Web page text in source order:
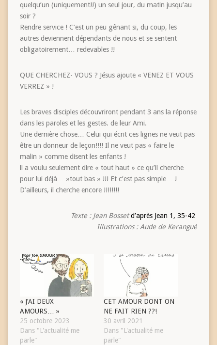
quelqu’un (uniquement!!) un seul jour, du matin jusqu’au
soir ?
Rendre service ! C’est un peu gênant si, du coup, les
autres deviennent dépendants de nous et se sentent
obligatoirement… redevables !!
QUE CHERCHEZ- VOUS ? Jésus ajoute « VENEZ ET VOUS
VERREZ » !
Les braves disciples découvriront pendant 3 ans la réponse
dans les paroles et les gestes. de leur Ami.
Une dernière chose… Celui qui écrit ces lignes ne veut pas
être un donneur de leçon!!!! Il ne veut pas « faire le
malin » comme disent les enfants !
ll a voulu seulement dire « tout haut » ce qu’il cherche
pour lui déjà… »tout bas » !!! Et c’est pas simple… !
D’ailleurs, il cherche encore !!!!!!!!
Texte : Jean Bossetd’après Jean 1, 35-42
Illustrations : Aude de Kerangué
« J’AI DEUX
AMOURS… »
25 octobre 2023
Dans "L'actualité me
parle"
CET AMOUR DONT ON
NE FAIT RIEN ??!
30 avril 2021
Dans "L'actualité me
parle"